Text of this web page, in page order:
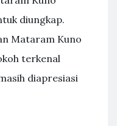
diungkap.
Mataram Kuno
terkenal
diapresiasi